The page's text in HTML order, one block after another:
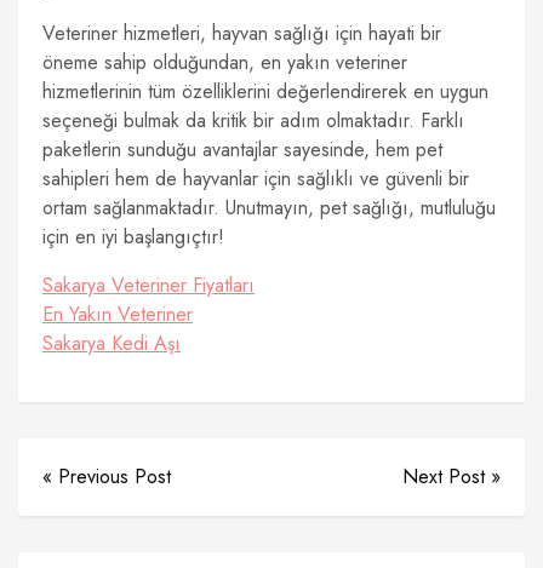
Veteriner hizmetleri, hayvan sağlığı için hayati bir
öneme sahip olduğundan, en yakın veteriner
hizmetlerinin tüm özelliklerini değerlendirerek en uygun
seçeneği bulmak da kritik bir adım olmaktadır. Farklı
paketlerin sunduğu avantajlar sayesinde, hem pet
sahipleri hem de hayvanlar için sağlıklı ve güvenli bir
ortam sağlanmaktadır. Unutmayın, pet sağlığı, mutluluğu
için en iyi başlangıçtır!
Sakarya Veteriner Fiyatları
En Yakın Veteriner
Sakarya Kedi Aşı
« Previous Post Next Post »